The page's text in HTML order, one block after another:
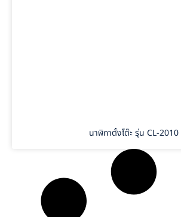
นาฬิกาตั้งโต๊ะ รุ่น CL-2010